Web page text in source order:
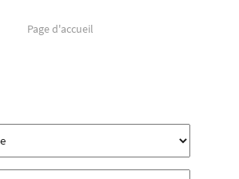
Page d'accueil